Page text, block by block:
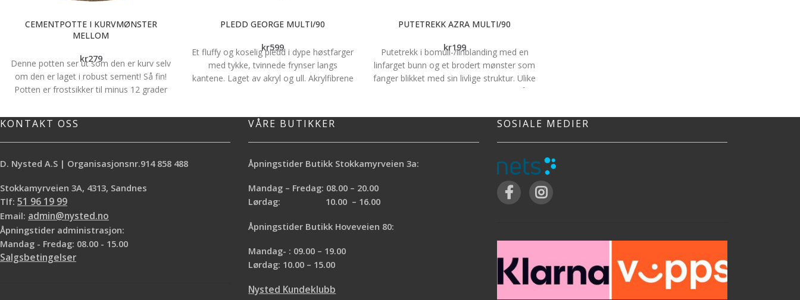
CEMENTPOTTE I KURVMØNSTER
MELLOM
kr279
Denne potten ser ut som den er kurv selv
om den er laget i robust sement! Så fin!
Potten er frostsikker til minus 12 grader
Størrelse:H.19cm D:20cm
PLEDD GEORGE MULTI/90
kr599
Et fluffy og koselig pledd i dype høstfarger
med tykke, tvinnede frynser langs
kantene. Laget av akryl og ull. Akrylfibrene
varme og en luksuriøs følelse. Størrelse:
30X170 CM + 20 CM Materiale: 70% akryl
og 30% ull
PUTETREKK AZRA MULTI/90
kr199
Putetrekk i bomull-/linblanding med en
linfarget bunn og et brodert mønster som
fanger blikket med sin livlige struktur. Ulike
broderiteknikker spiller sammen for å
i herlige høsttoner, med innslag av
dempede rødfarger, brent oransje og
grønne nyanser. Str. 40x 60cm Materiale:
KONTAKT OSS
D. Nysted A.S | Organisasjonsnr.914 858 488
Stokkamyrveien 3A, 4313, Sandnes
Tlf: 51 96 19 99
Email: admin@nysted.no
Åpningstider administrasjon:
Mandag - Fredag: 08.00 - 15.00
Salgsbetingelser
VÅRE BUTIKKER
Åpningstider Butikk Stokkamyrveien 3a:
Mandag – Fredag: 08.00 – 20.00
Lørdag: 10.00 – 16.00
Åpningstider Butikk Hoveveien 80:
Mandag- : 09.00 – 19.00
Lørdag: 10.00 – 15.00
Nysted Kundeklubb
SOSIALE MEDIER